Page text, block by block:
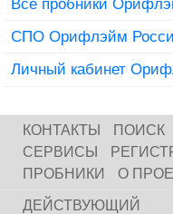
СПО Орифлэйм
Личный кабинет
КОНТАКТЫ ПОИСК
СЕРВИСЫ
ПРОБНИКИ
О
ДЕЙСТВУЮЩИЙ